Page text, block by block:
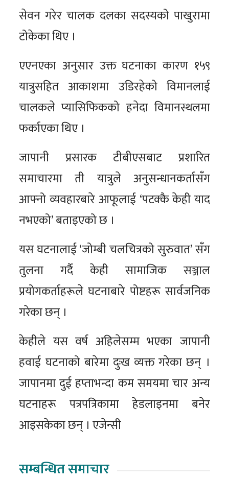
सेवन गरेर चालक दलका सदस्यको पाखुरामा
टोकेका थिए ।
एएनएका अनुसार उक्त घटनाका कारण १५९
यात्रुसहित आकाशमा उडिरहेको विमानलाई
चालकले प्यासिफिकको हनेदा विमानस्थलमा
फर्काएका थिए ।
जापानी प्रसारक टीबीएसबाट प्रशारित
समाचारमा ती यात्रुले अनुसन्धानकर्तासँग
आफ्नो व्यवहारबारे आफूलाई ‘पटक्कै केही याद
नभएको’ बताइएको छ ।
यस घटनालाई ‘जोम्बी चलचित्रको सुरुवात’ सँग
तुलना गर्दै केही सामाजिक सञ्जाल
प्रयोगकर्ताहरूले घटनाबारे पोष्टहरू सार्वजनिक
गरेका छन् ।
केहीले यस वर्ष अहिलेसम्म भएका जापानी
हवाई घटनाको बारेमा दुःख व्यक्त गरेका छन् ।
जापानमा दुई हप्ताभन्दा कम समयमा चार अन्य
घटनाहरू पत्रपत्रिकामा हेडलाइनमा बनेर
आइसकेका छन् । एजेन्सी
सम्बन्धित समाचार